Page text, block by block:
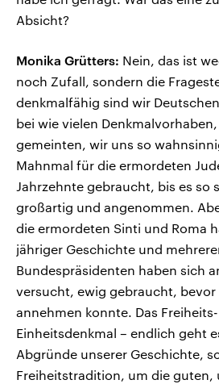
Absicht?
Monika Grütters: Nein, das ist
noch Zufall, sondern die
denkmalfähig sind wir
bei wie vielen
gemeinten, wir uns so
Mahnmal für die ermordeten
Jahrzehnte gebraucht, bis es so
großartig und angenommen.
die ermordeten Sinti und Roma
jähriger Geschichte und
Bundespräsidenten haben sich
versucht, ewig gebraucht, bevor
annehmen konnte. Das
Einheitsdenkmal – endlich geht
Abgründe unserer Geschichte,
Freiheitstradition, um die guten,